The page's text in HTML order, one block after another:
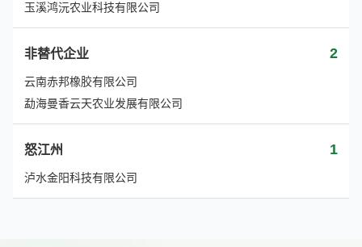
玉溪鸿沅农业科技有限公司
非替代企业 2
云南赤邦橡胶有限公司
勐海曼香云天农业发展有限公司
怒江州 1
泸水金阳科技有限公司